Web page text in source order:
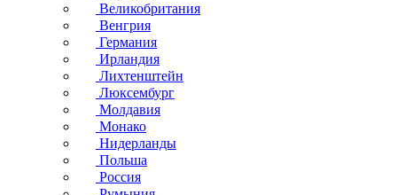
Великобритания
Венгрия
Германия
Ирландия
Лихтенштейн
Люксембург
Молдавия
Монако
Нидерланды
Польша
Россия